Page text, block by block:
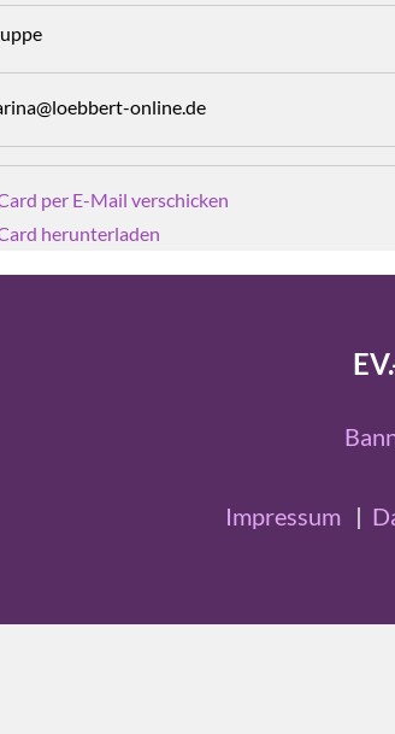
online.de
per E-Mail verschicken
herunterladen
Impressum|